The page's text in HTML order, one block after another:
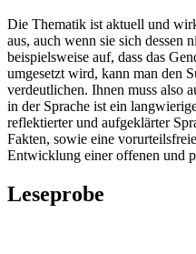
Die Thematik ist aktuell und
aus, auch wenn sie sich dessen
beispielsweise auf, dass das
umgesetzt wird, kann man den
verdeutlichen. Ihnen muss also
in der Sprache ist ein
reflektierter und aufgeklärter
Fakten, sowie eine
Entwicklung einer offenen und
Leseprobe